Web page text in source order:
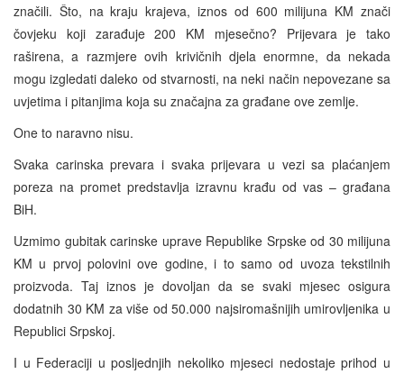
značili. Što, na kraju krajeva, iznos od 600 milijuna KM znači
čovjeku koji zarađuje 200 KM mjesečno? Prijevara je tako
raširena, a razmjere ovih krivičnih djela enormne, da nekada
mogu izgledati daleko od stvarnosti, na neki način nepovezane sa
uvjetima i pitanjima koja su značajna za građane ove zemlje.
One to naravno nisu.
Svaka carinska prevara i svaka prijevara u vezi sa plaćanjem
poreza na promet predstavlja izravnu krađu od vas – građana
BiH.
Uzmimo gubitak carinske uprave Republike Srpske od 30 milijuna
KM u prvoj polovini ove godine, i to samo od uvoza tekstilnih
proizvoda. Taj iznos je dovoljan da se svaki mjesec osigura
dodatnih 30 KM za više od 50.000 najsiromašnijih umirovljenika u
Republici Srpskoj.
I u Federaciji u posljednjih nekoliko mjeseci nedostaje prihod u